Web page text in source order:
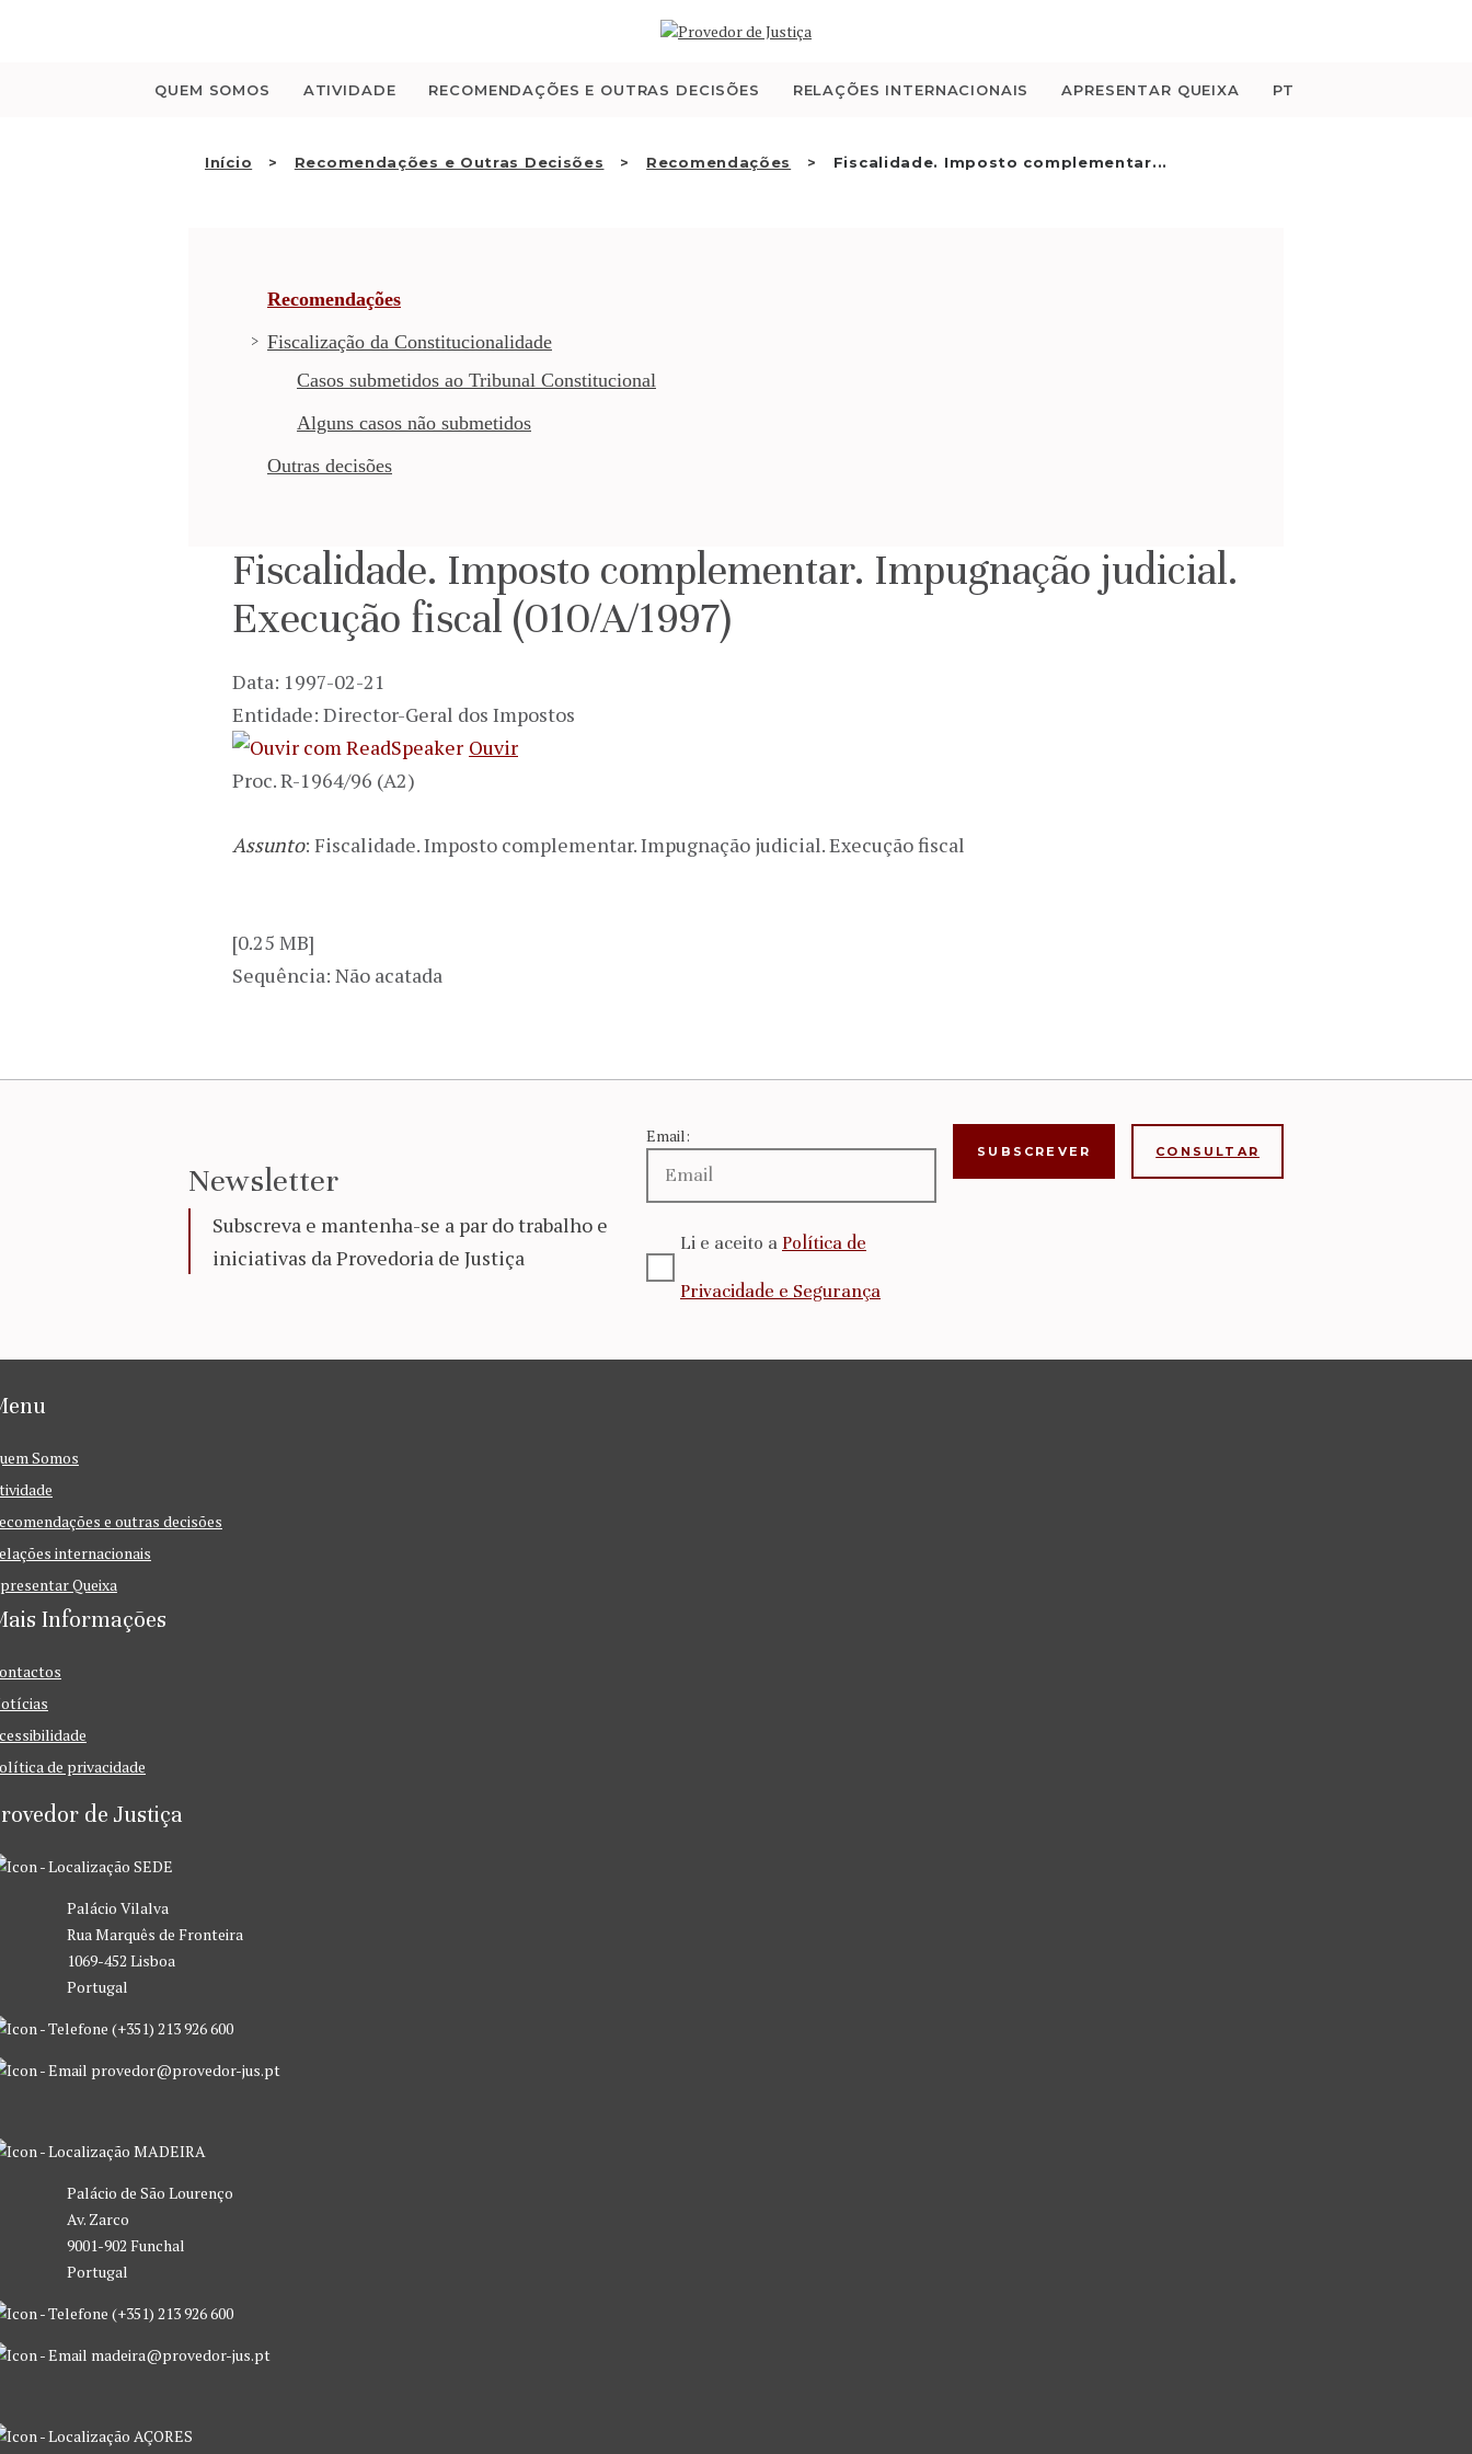
QUEM SOMOS ATIVIDADE RECOMENDAÇÕES E OUTRAS DECISÕES RELAÇÕES INTERNACIONAIS APRESENTAR QUEIXA PT
Início Recomendações e Outras Decisões Recomendações Fiscalidade. Imposto complementar...
QUEM SOMOS
ATIVIDADE
RECOMENDAÇÕES E
APRESENTAR QUEIXA
Recomendações
Fiscalização da Constitucionalidade
Casos submetidos ao Tribunal Constitucional
Alguns casos não submetidos
Outras decisões
Fiscalidade. Imposto complementar. Impugnação judicial.
Execução fiscal (010/A/1997)
Data: 1997-02-21
Entidade: Director-Geral dos Impostos
Ouvir
Proc. R-1964/96 (A2)
Assunto: Fiscalidade. Imposto complementar. Impugnação judicial. Execução fiscal
[0.25 MB]
Sequência: Não acatada
Newsletter
Subscreva e mantenha-se a par do trabalho e
iniciativas da Provedoria de Justiça
Email:
Li e aceito a Política de
Privacidade e Segurança
CONSULTAR
Somos
e outras decisões
internacionais
Queixa
Informações
de privacidade
de Justiça
SEDE
Palácio Vilalva
Rua Marquês de Fronteira
1069-452 Lisboa
Portugal
(+351) 213 926 600
provedor@provedor-jus.pt
MADEIRA
Palácio de São Lourenço
Av. Zarco
9001-902 Funchal
Portugal
(+351) 213 926 600
madeira@provedor-jus.pt
AÇORES